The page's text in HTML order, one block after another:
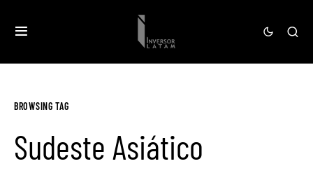
BROWSING TAG
Sudeste Asiático